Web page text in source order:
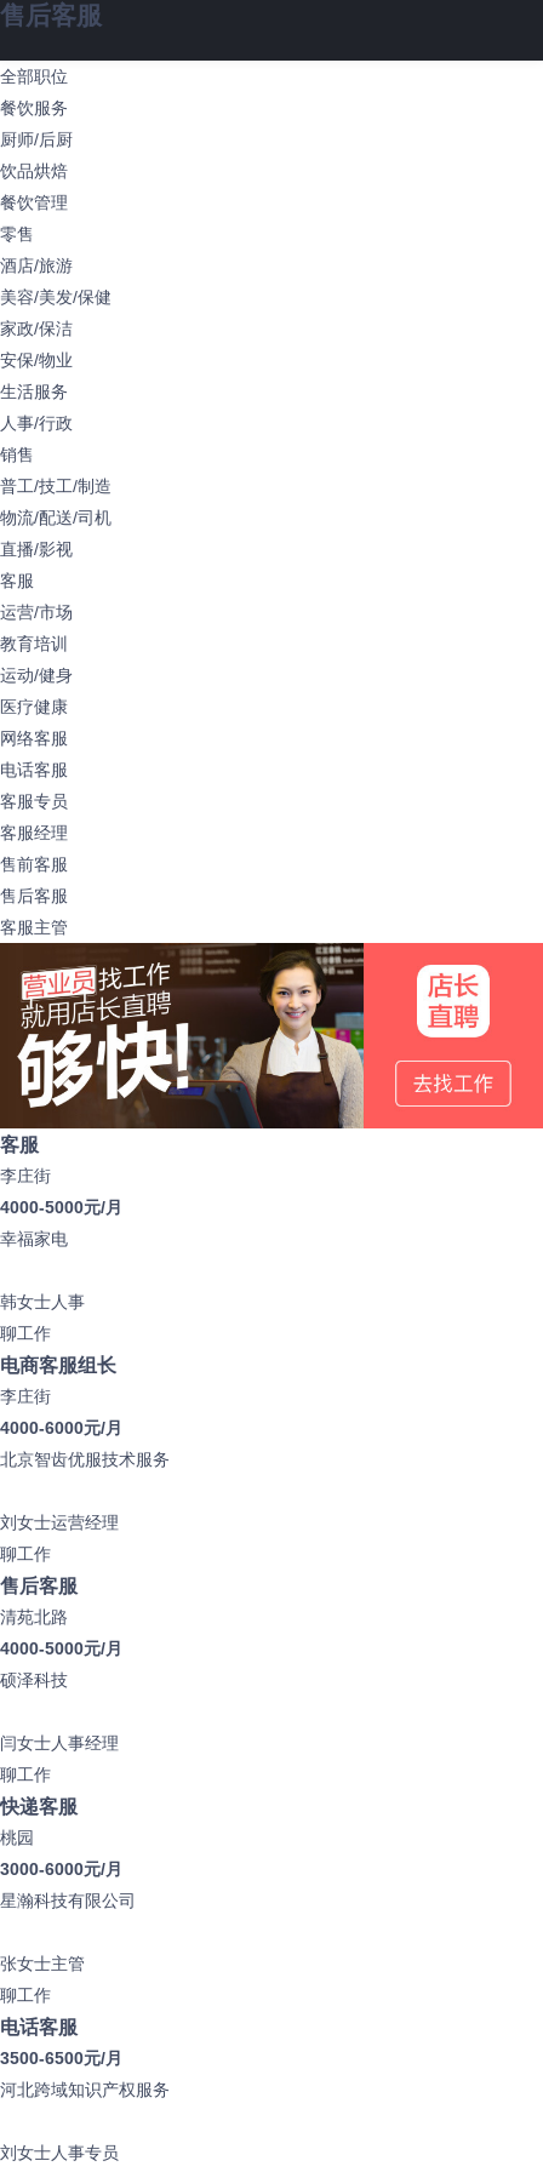
售后客服
全部职位
餐饮服务
厨师/后厨
饮品烘焙
餐饮管理
零售
酒店/旅游
美容/美发/保健
家政/保洁
安保/物业
生活服务
人事/行政
销售
普工/技工/制造
物流/配送/司机
直播/影视
客服
运营/市场
教育培训
运动/健身
医疗健康
网络客服
电话客服
客服专员
客服经理
售前客服
售后客服
客服主管
客服
李庄街
4000-5000元/月
幸福家电
韩女士人事
聊工作
电商客服组长
李庄街
4000-6000元/月
北京智齿优服技术服务
刘女士运营经理
聊工作
售后客服
清苑北路
4000-5000元/月
硕泽科技
闫女士人事经理
聊工作
快递客服
桃园
3000-6000元/月
星瀚科技有限公司
张女士主管
聊工作
电话客服
3500-6500元/月
河北跨域知识产权服务
刘女士人事专员